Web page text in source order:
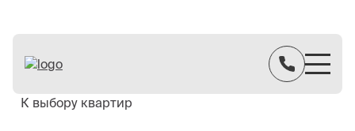
К выбору квартир